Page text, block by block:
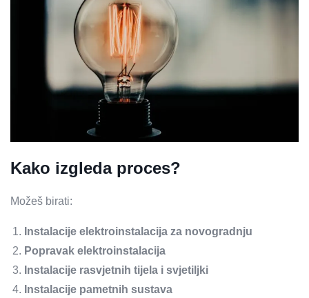
Kako izgleda proces?
Možeš birati:
Instalacije elektroinstalacija za novogradnju
Popravak elektroinstalacija
Instalacije rasvjetnih tijela i svjetiljki
Instalacije pametnih sustava